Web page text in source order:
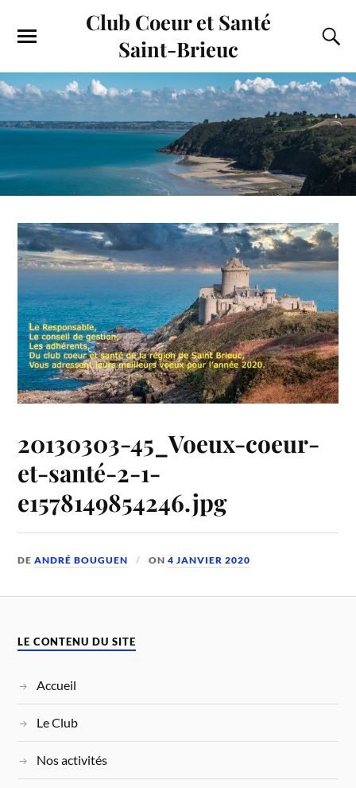
Club Coeur et Santé
Saint-Brieuc
20130303-45_Voeux-coeur-
et-santé-2-1-
e1578149854246.jpg
DEANDRÉ BOUGUEN ON4 JANVIER 2020
LE CONTENU DU SITE
Accueil
Le Club
Nos activités